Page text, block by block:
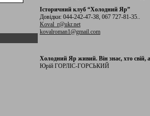
Історичний клуб “Холодний Яр”
Довідки: 044-242-47-38, 067 727-81-35..
Koval_r@ukr.net
kovalroman1@gmail.com
Холодний Яр живий. Він знає, хто свій,
Юрій ГОРЛІС-ГОРСЬКИЙ